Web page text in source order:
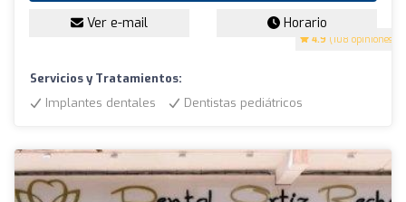
4.9 (108 opiniones)
Ver e-mail Horario
Servicios y Tratamientos:
Implantes dentales
Dentistas pediátricos